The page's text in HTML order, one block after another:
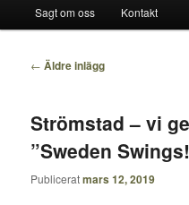
Sagt om oss Kontakt
Inläggsnavigering
← Äldre inlägg
Strömstad – vi
”Sweden
Publiceratmars 12, 2019